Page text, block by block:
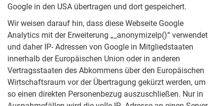
Google in den USA übertragen und dort gespeichert.
Wir weisen darauf hin, dass diese Webseite Google
Analytics mit der Erweiterung „_anonymizeIp()“ verwendet
und daher IP- Adressen von Google in Mitgliedstaaten
innerhalb der Europäischen Union oder in anderen
Vertragsstaaten des Abkommens über den Europäischen
Wirtschaftsraum vor der Übertragung gekürzt werden, um
so einen direkten Personenbezug auszuschließen. Nur in